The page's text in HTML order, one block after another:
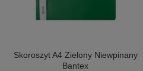
Skoroszyt A4 Zielony Niewpinany
Bantex